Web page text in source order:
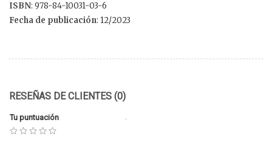
ISBN: 978-84-10031-03-6
Fecha de publicación: 12/2023
RESEÑAS DE CLIENTES (0)
Tu puntuación